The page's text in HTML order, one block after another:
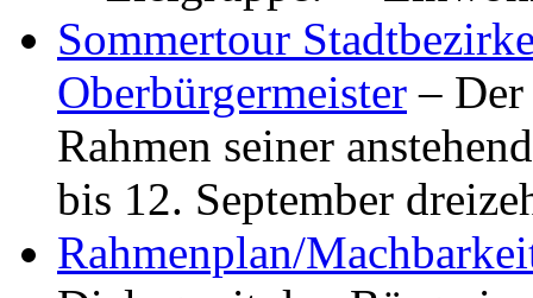
Sommertour
Oberbürgermeister –
Rahmen seiner
bis 12. September
Rahmenplan/